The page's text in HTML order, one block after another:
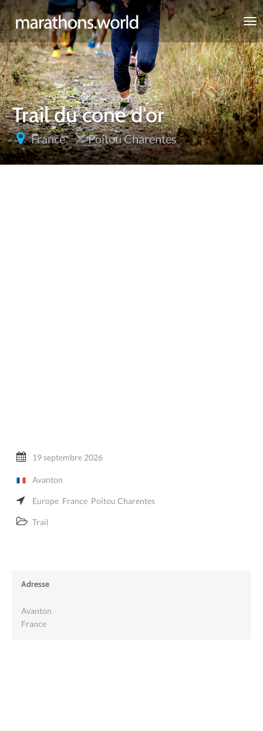
marathons.world
Trail du cone d'or
France Poitou Charentes
19 septembre 2026
Avanton
Europe France Poitou Charentes
Trail
Adresse
Avanton
France